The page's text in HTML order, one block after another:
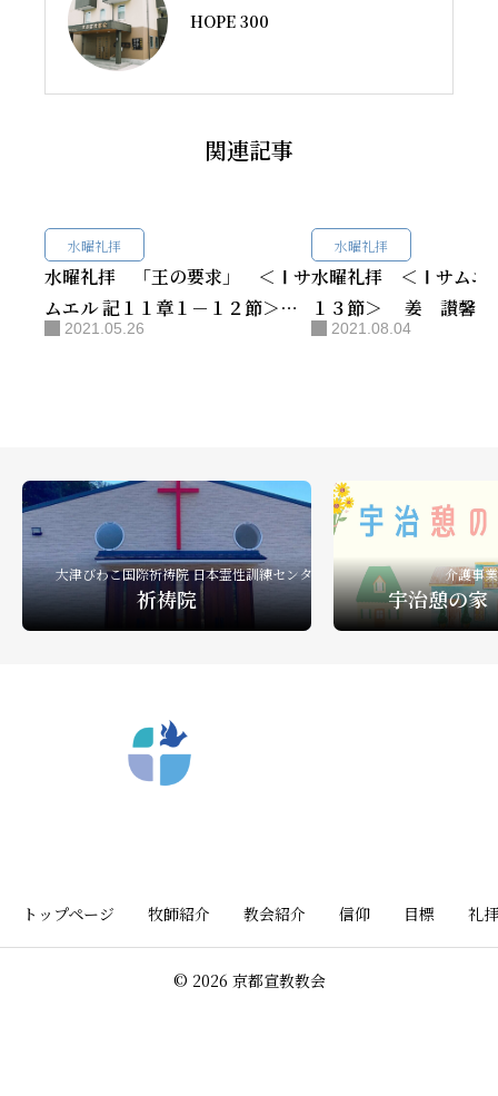
HOPE 300
関連記事
水曜礼拝
水曜礼拝 「王の要求」 ＜Ⅰサ
ムエル 記１１章１－１２節＞
姜 讃馨師
2021.05.26
水曜礼拝
水曜礼拝 ＜Ⅰサムエ
１３節＞ 姜 讃馨師
2021.08.04
大津びわこ国際祈祷院 日本霊性訓練センター
祈祷院
介護事
宇治憩の
トップページ 牧師紹介 教会紹介 信仰 目標 礼
© 2026 京都宣教教会